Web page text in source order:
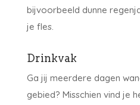
bijvoorbeeld dunne
je fles.
Drinkvak
Ga jij meerdere dagen
gebied? Misschien vind je